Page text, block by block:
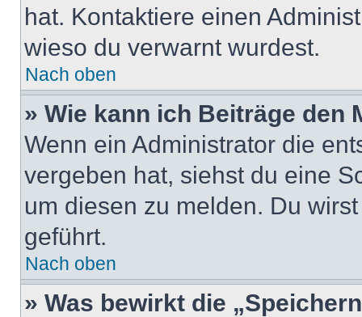
hat. Kontaktiere einen
wieso du verwarnt wurdest.
Nach oben
» Wie kann ich Beiträge den
Wenn ein Administrator die
vergeben hat, siehst du eine
um diesen zu melden. Du
geführt.
Nach oben
» Was bewirkt die